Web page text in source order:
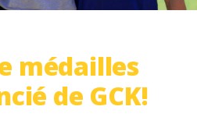
médailles
de GCK!